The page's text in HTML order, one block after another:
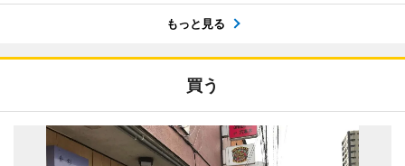
もっと見る
買う